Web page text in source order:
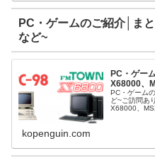
PC・ゲームのご紹介│ま
など~
PC・ゲー
X68000、
PC・ゲーム
ど~ご訪問あ
X68000、
kopenguin.com